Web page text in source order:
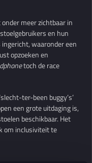
meer zichtbaar in
en hun
waaronder een
opzoeken en
toch de race
ter-been buggy’s’
een grote uitdaging is,
beschikbaar. Het
om inclusiviteit te